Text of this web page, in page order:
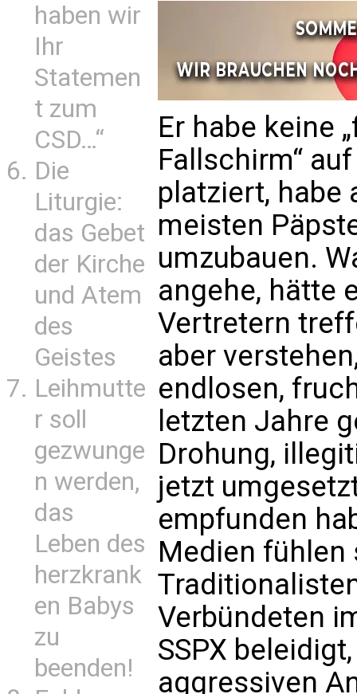
haben wir
Ihr
Statemen
t zum
CSD…“
Die
Liturgie:
das Gebet
der Kirche
und Atem
des
Geistes
Leihmutte
r soll
gezwunge
n werden,
das
Leben des
herzkrank
en Babys
zu
beenden!
Er habe keine
Fallschirm“
platziert, habe
meisten
umzubauen.
angehe, hätte
Vertretern
aber
endlosen,
letzten Jahre
Drohung,
jetzt
empfunden
Medien fühlen
Verbündeten
SSPX
aggressiven